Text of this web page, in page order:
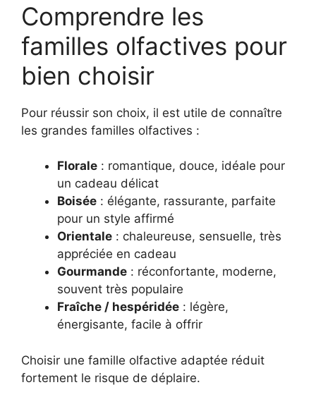
Comprendre les
familles olfactives pour
bien choisir
Pour réussir son choix, il est utile de connaître
les grandes familles olfactives :
Florale : romantique, douce, idéale pour
un cadeau délicat
Boisée : élégante, rassurante, parfaite
pour un style affirmé
Orientale : chaleureuse, sensuelle, très
appréciée en cadeau
Gourmande : réconfortante, moderne,
souvent très populaire
Fraîche / hespéridée : légère,
énergisante, facile à offrir
Choisir une famille olfactive adaptée réduit
fortement le risque de déplaire.